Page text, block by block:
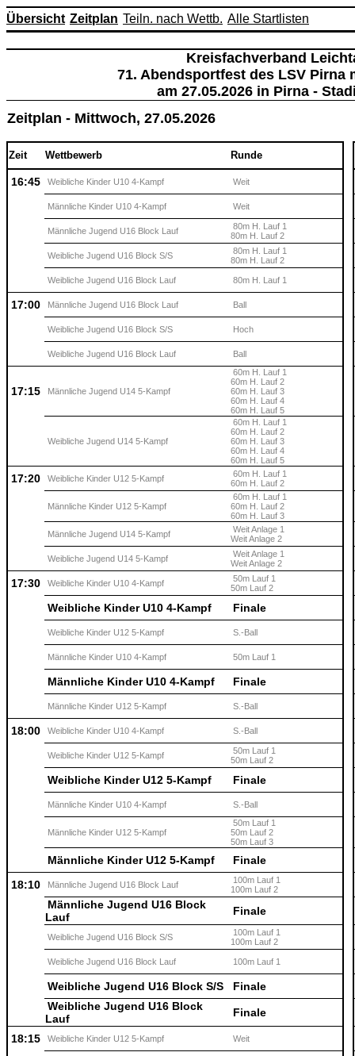
Übersicht Zeitplan Teiln. nach Wettb. Alle Startlisten
Kreisfachverband
71. Abendsportfest des LSV Pirna
am 27.05.2026 in Pirna -
Zeitplan - Mittwoch, 27.05.2026
Zeit Wettbewerb Runde
16:45 Weibliche Kinder U10 4-Kampf Weit
Männliche Kinder U10 4-Kampf Weit
Männliche Jugend U16 Block Lauf
80m H. Lauf 1
80m H. Lauf 2
Weibliche Jugend U16 Block S/S
80m H. Lauf 1
80m H. Lauf 2
Weibliche Jugend U16 Block Lauf 80m H. Lauf 1
17:00 Männliche Jugend U16 Block Lauf Ball
Weibliche Jugend U16 Block S/S Hoch
Weibliche Jugend U16 Block Lauf Ball
17:15 Männliche Jugend U14 5-Kampf
60m H. Lauf 1
60m H. Lauf 2
60m H. Lauf 3
60m H. Lauf 4
60m H. Lauf 5
Weibliche Jugend U14 5-Kampf
60m H. Lauf 1
60m H. Lauf 2
60m H. Lauf 3
60m H. Lauf 4
60m H. Lauf 5
17:20 Weibliche Kinder U12 5-Kampf
60m H. Lauf 1
60m H. Lauf 2
Männliche Kinder U12 5-Kampf
60m H. Lauf 1
60m H. Lauf 2
60m H. Lauf 3
Männliche Jugend U14 5-Kampf
Weit Anlage 1
Weit Anlage 2
Weibliche Jugend U14 5-Kampf
Weit Anlage 1
Weit Anlage 2
17:30 Weibliche Kinder U10 4-Kampf
50m Lauf 1
50m Lauf 2
Weibliche Kinder U10 4-Kampf Finale
Weibliche Kinder U12 5-Kampf S.-Ball
Männliche Kinder U10 4-Kampf 50m Lauf 1
Männliche Kinder U10 4-Kampf Finale
Männliche Kinder U12 5-Kampf S.-Ball
18:00 Weibliche Kinder U10 4-Kampf S.-Ball
Weibliche Kinder U12 5-Kampf
50m Lauf 1
50m Lauf 2
Weibliche Kinder U12 5-Kampf Finale
Männliche Kinder U10 4-Kampf S.-Ball
Männliche Kinder U12 5-Kampf
50m Lauf 1
50m Lauf 2
50m Lauf 3
Männliche Kinder U12 5-Kampf
Finale
18:10
Männliche Jugend U16 Block Lauf
100m Lauf 1
100m Lauf 2
Männliche Jugend U16 Block
Lauf
Finale
Weibliche Jugend U16 Block S/S
100m Lauf 1
100m Lauf 2
Weibliche Jugend U16 Block Lauf 100m Lauf 1
Weibliche Jugend U16 Block S/S
Finale
Weibliche Jugend U16 Block
Lauf
Finale
18:15 Weibliche Kinder U12 5-Kampf Weit